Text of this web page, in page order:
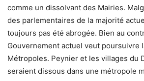
comme un dissolvant des Mairies.
des parlementaires de la majorité
toujours pas été abrogée. Bien au
Gouvernement actuel veut poursuivre
Métropoles. Peynier et les villages du
seraient dissous dans une métropole